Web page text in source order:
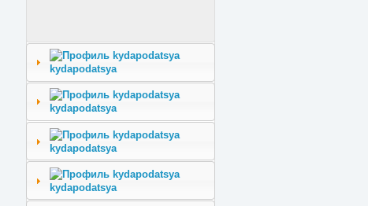
kydapodatsya
kydapodatsya
kydapodatsya
kydapodatsya